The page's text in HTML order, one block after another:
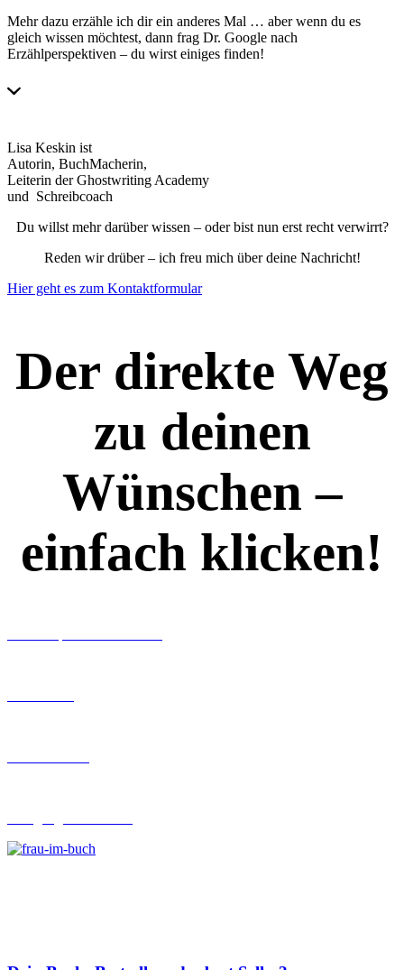
Mehr dazu erzähle ich dir ein anderes Mal … aber wenn du es
gleich wissen möchtest, dann frag Dr. Google nach
Erzählperspektiven – du wirst einiges finden!
Lisa Keskin ist
Autorin, BuchMacherin,
Leiterin der Ghostwriting Academy
und Schreibcoach
Du willst mehr darüber wissen – oder bist nun erst recht verwirrt?
Reden wir drüber – ich freu mich über deine Nachricht!
Hier geht es zum Kontaktformular
Der direkte Weg
zu deinen
Wünschen –
einfach klicken!